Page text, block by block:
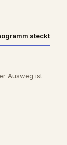
steckt
Ausweg ist